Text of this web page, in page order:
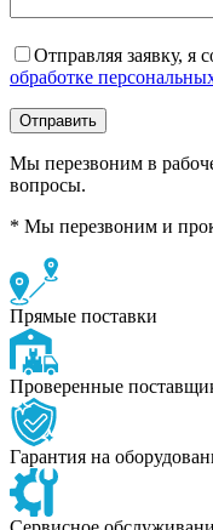
Отправляя заявку, я
обработке
Мы перезвоним в
вопросы.
* Мы перезвоним и
Прямые поставки
Проверенные
Гарантия на